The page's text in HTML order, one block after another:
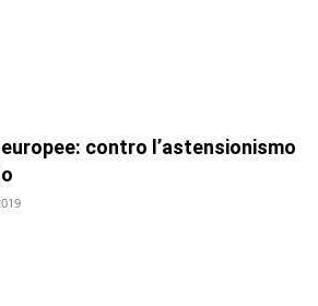
contro l’astensionismo